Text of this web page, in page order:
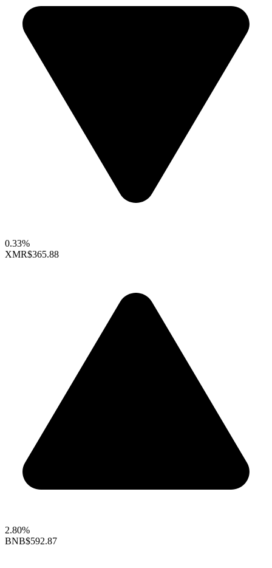
0.33%
XMR$365.88
2.80%
BNB$592.87